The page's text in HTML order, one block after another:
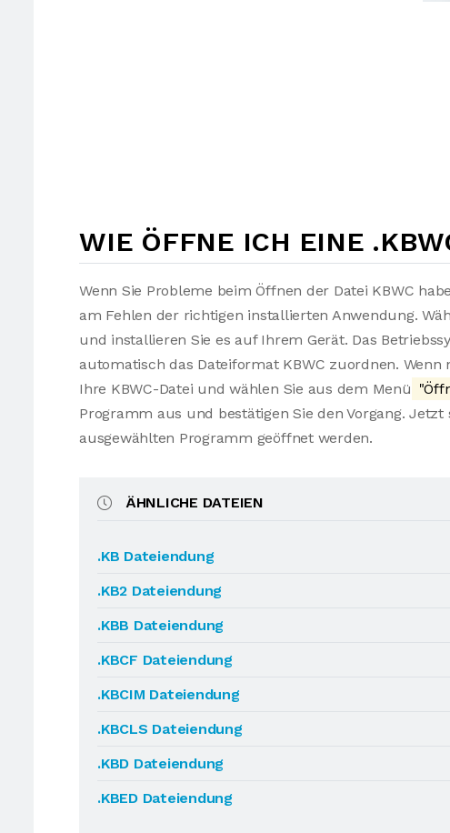
WIE ÖFFNE ICH EINE
Wenn Sie Probleme beim Öffnen der Datei KBWC
am Fehlen der richtigen installierten Anwendung.
und installieren Sie es auf Ihrem Gerät. Das
automatisch das Dateiformat KBWC zuordnen.
Ihre KBWC-Datei und wählen Sie aus dem Menü
Programm aus und bestätigen Sie den Vorgang.
ausgewählten Programm geöffnet werden.
ÄHNLICHE DATEIEN
.KB Dateiendung
.KB2 Dateiendung
.KBB Dateiendung
.KBCF Dateiendung
.KBCIM Dateiendung
.KBCLS Dateiendung
.KBD Dateiendung
.KBED Dateiendung